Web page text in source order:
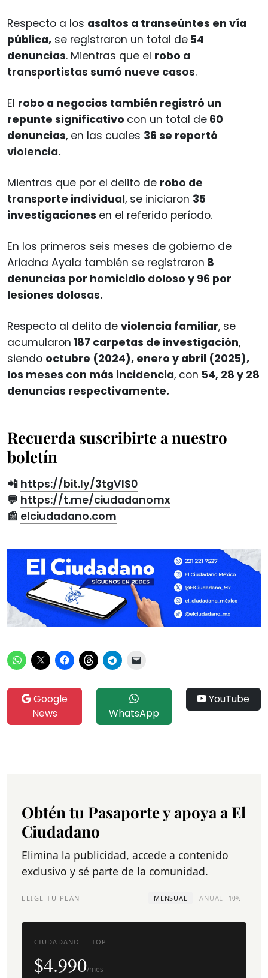
Respecto a los asaltos a transeúntes en vía
pública, se registraron un total de 54
denuncias. Mientras que el robo a
transportistas sumó nueve casos.
El robo a negocios también registró un
repunte significativo con un total de 60
denuncias, en las cuales 36 se reportó
violencia.
Mientras que por el delito de robo de
transporte individual, se iniciaron 35
investigaciones en el referido período.
En los primeros seis meses de gobierno de
Ariadna Ayala también se registraron 8
denuncias por homicidio doloso y 96 por
lesiones dolosas.
Respecto al delito de violencia familiar, se
acumularon 187 carpetas de investigación,
siendo octubre (2024), enero y abril (2025),
los meses con más incidencia, con 54, 28 y 28
denuncias respectivamente.
Recuerda suscribirte a nuestro
boletín
📲 https://bit.ly/3tgVlS0
💬 https://t.me/ciudadanomx
📰 elciudadano.com
Google
News
WhatsApp
YouTube
Obtén tu Pasaporte y apoya a El
Ciudadano
Elimina la publicidad, accede a contenido
exclusivo y sé parte de la comunidad.
ELIGE TU PLAN MENSUAL ANUAL -10%
CIUDADANO — TOP
$4.990/mes